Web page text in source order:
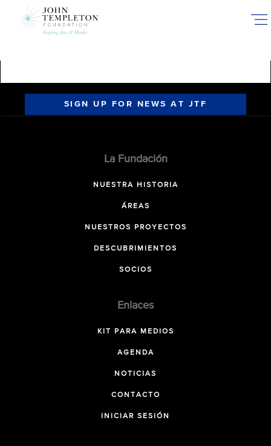
SIGN UP FOR NEWS AT JTF
La Fundación
NUESTRA HISTORIA
ÁREAS
NUESTROS PROYECTOS
DESCUBRIMIENTOS
SOCIOS
Enlaces
KIT PARA MEDIOS
AGENDA
NOTICIAS
CONTACTO
INICIAR SESIÓN